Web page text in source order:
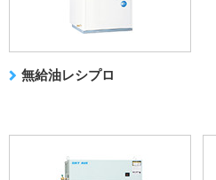
無給油レシプロ